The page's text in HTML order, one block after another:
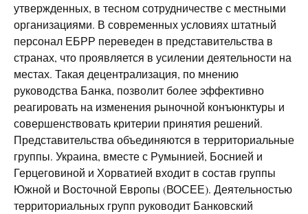
утвержденных, в тесном сотрудничестве с местными
организациями. В современных условиях штатный
персонал ЕБРР переведен в представительства в
странах, что проявляется в усилении деятельности на
местах. Такая децентрализация, по мнению
руководства Банка, позволит более эффективно
реагировать на изменения рыночной конъюнктуры и
совершенствовать критерии принятия решений.
Представительства объединяются в территориальные
группы. Украина, вместе с Румынией, Боснией и
Герцеговиной и Хорватией входит в состав группы
Южной и Восточной Европы (ВОСЕЕ). Деятельностью
территориальных групп руководит Банковский